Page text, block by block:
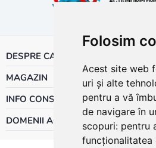
Folosim
Acest site web
uri și alte
pentru a vă
de navigare în
scopuri: pentru
funcționalitatea
DESPRE CALOR
MAGAZIN
INFO CONSUMATOR
DOMENII ACTIVITATE